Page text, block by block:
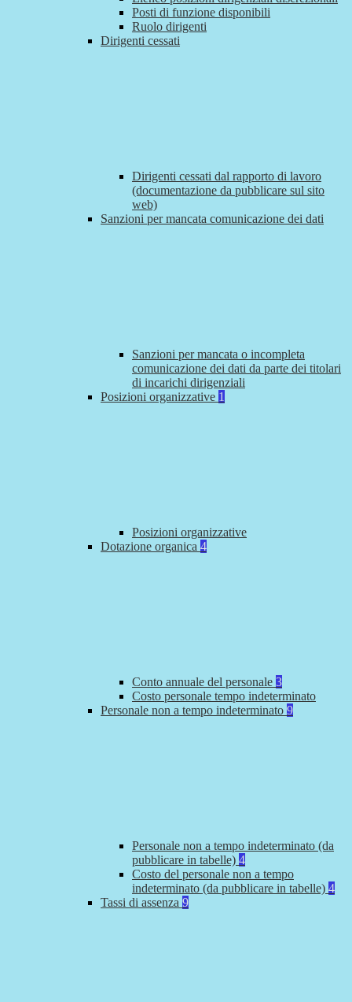
Posti di funzione disponibili
Ruolo dirigenti
Dirigenti cessati
Dirigenti cessati dal rapporto di lavoro
(documentazione da pubblicare sul sito
web)
Sanzioni per mancata comunicazione dei dati
Sanzioni per mancata o incompleta
comunicazione dei dati da parte dei titolari
di incarichi dirigenziali
Posizioni organizzative 1
Posizioni organizzative
Dotazione organica 4
Conto annuale del personale 3
Costo personale tempo indeterminato
Personale non a tempo indeterminato 9
Personale non a tempo indeterminato (da
pubblicare in tabelle) 4
Costo del personale non a tempo
indeterminato (da pubblicare in tabelle) 4
Tassi di assenza 9